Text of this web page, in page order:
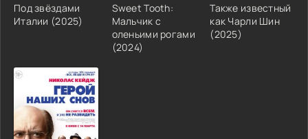
Под звёздами
Италии (2025)
Sweet Tooth:
Мальчик с
оленьими рогами
(2024)
Также известный
как Чарли Шин
(2025)